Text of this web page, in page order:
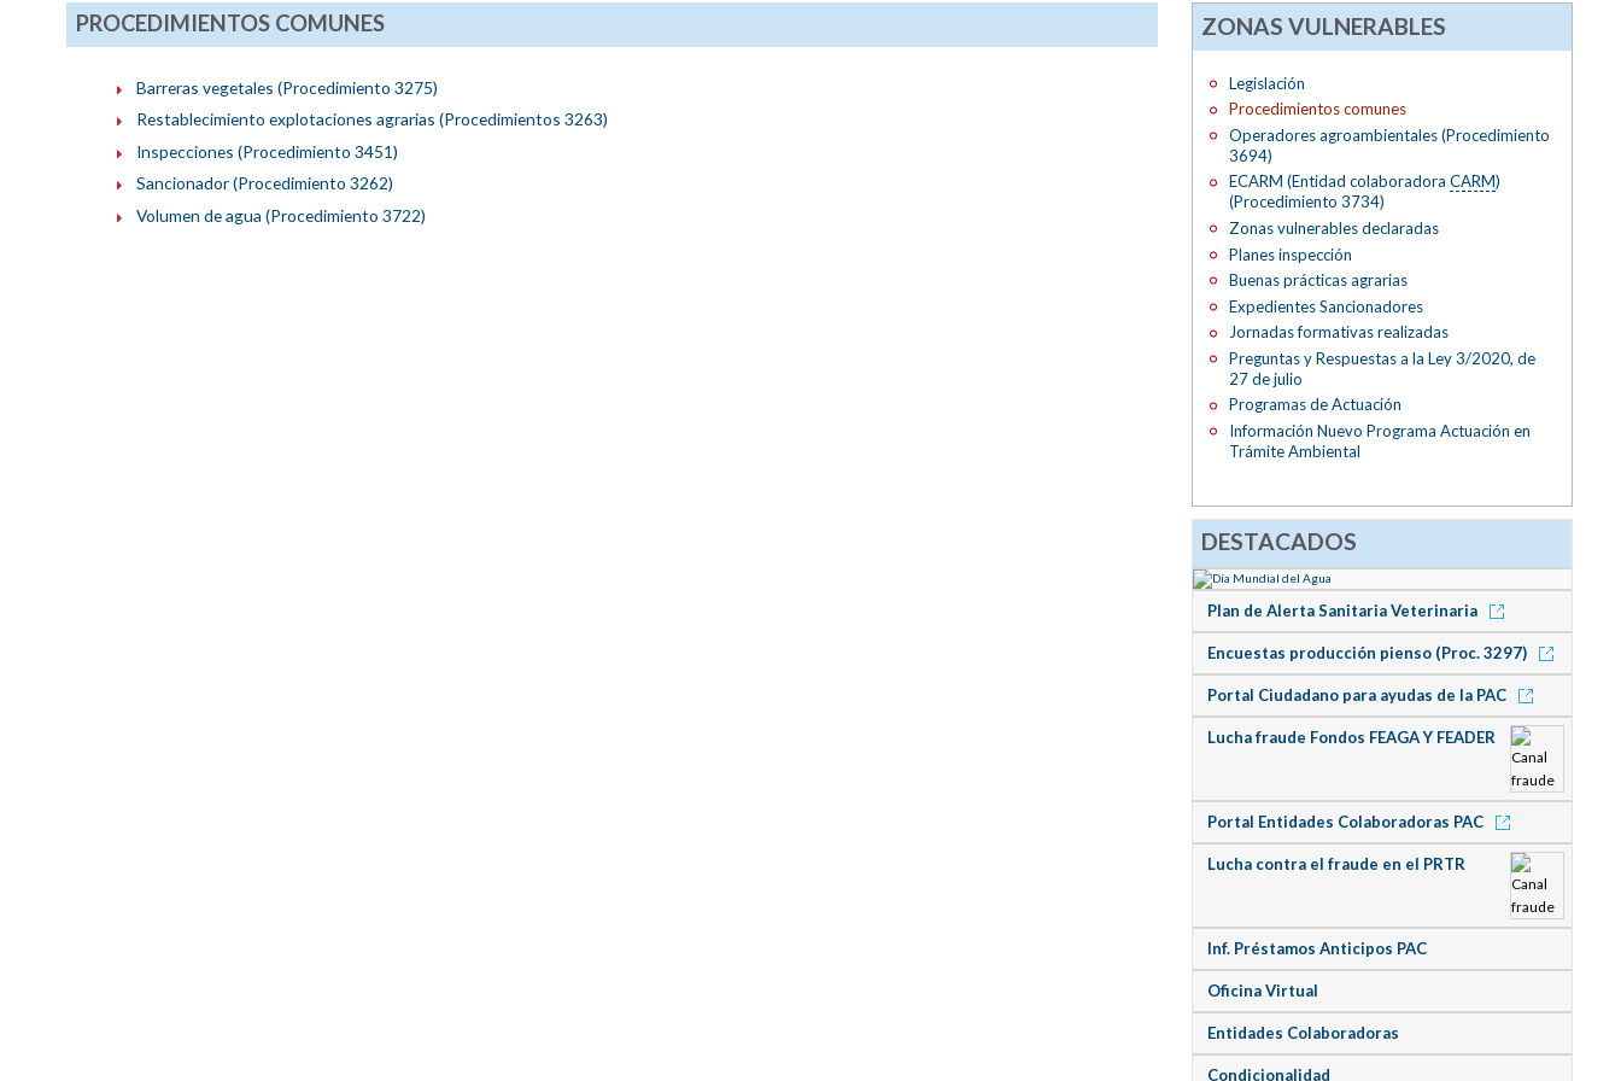
PROCEDIMIENTOS COMUNES
Barreras vegetales (Procedimiento 3275)
Restablecimiento explotaciones agrarias (Procedimientos 3263)
Inspecciones (Procedimiento 3451)
Sancionador (Procedimiento 3262)
Volumen de agua (Procedimiento 3722)
ZONAS VULNERABLES
Legislación
Procedimientos comunes
Operadores agroambientales (Procedimiento
3694)
ECARM (Entidad colaboradora CARM)
(Procedimiento 3734)
Zonas vulnerables declaradas
Planes inspección
Buenas prácticas agrarias
Expedientes Sancionadores
Jornadas formativas realizadas
Preguntas y Respuestas a la Ley 3/2020, de
27 de julio
Programas de Actuación
Información Nuevo Programa Actuación en
Trámite Ambiental
DESTACADOS
Plan de Alerta Sanitaria Veterinaria
Encuestas producción pienso (Proc. 3297)
Portal Ciudadano para ayudas de la PAC
Lucha fraude Fondos FEAGA Y FEADER
Portal Entidades Colaboradoras PAC
Lucha contra el fraude en el PRTR
Inf. Préstamos Anticipos PAC
Oficina Virtual
Entidades Colaboradoras
Condicionalidad